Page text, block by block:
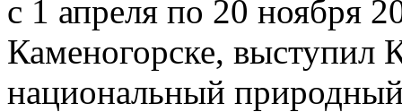
с 1 апреля по 20 ноября
Каменогорске, выступил
национальный